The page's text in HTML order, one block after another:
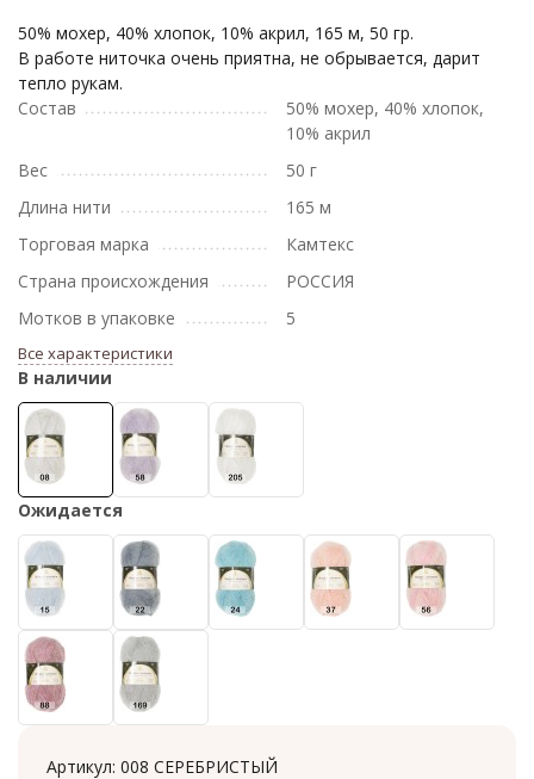
50% мохер, 40% хлопок, 10% акрил, 165 м, 50 гр.
В работе ниточка очень приятна, не обрывается, дарит
тепло рукам.
Состав
50% мохер, 40% хлопок,
10% акрил
Вес
50 г
Длина нити
165 м
Торговая марка
Камтекс
Страна происхождения
РОССИЯ
Мотков в упаковке
5
Все характеристики
В наличии
Ожидается
Артикул: 008 СЕРЕБРИСТЫЙ